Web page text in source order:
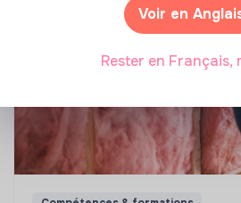
Voir en
Rester en Français,